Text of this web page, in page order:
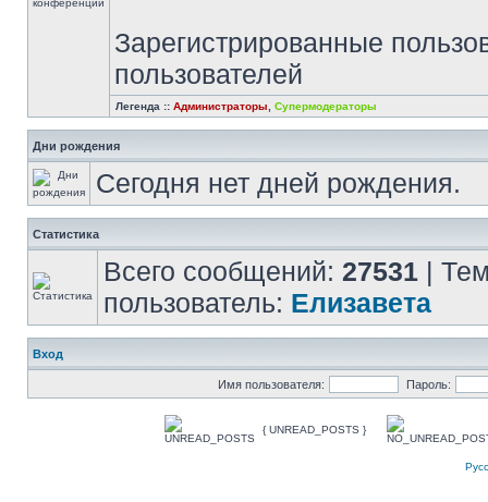
Зарегистрированные
пользователей
Легенда :: Администраторы Супермодераторы
Дни рождения
Сегодня нет дней рождения.
Статистика
Всего сообщений: 27531 |
пользователь: Елизавета
Вход
Имя пользователя: Пароль:
{ UNREAD_POSTS }